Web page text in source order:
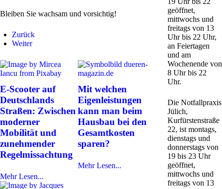
Bleiben Sie wachsam und vorsichtig!
Zurück
Weiter
E-Scooter auf
Deutschlands
Straßen: Zwischen
moderner
Mobilität und
zunehmender
Regelmissachtung
Mehr Lesen...
Mit welchen
Eigenleistungen
kann man beim
Hausbau bei den
Gesamtkosten
sparen?
Mehr Lesen...
geöffnet,
mittwochs und
freitags von 13
Uhr bis 22 Uhr,
an Feiertagen
und am
Wochenende von
8 Uhr bis 22
Uhr.
Die Notfallpraxis
Jülich,
Kurfürstenstraße
22, ist montags,
dienstags und
donnerstags von
19 bis 23 Uhr
geöffnet,
mittwochs und
freitags von 13